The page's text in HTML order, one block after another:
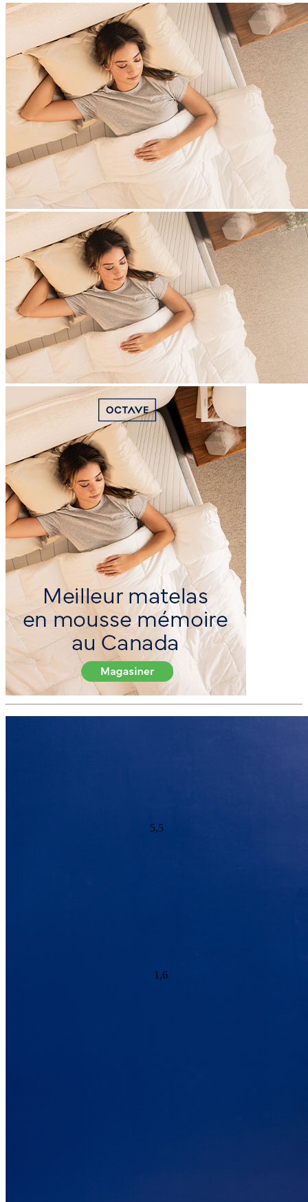
4,6
Isolation de mouvement
Déterminé en laissant tomber un ballon lesté sur le matelas. Plus le
premier rebond est important, plus la note sur 10 est élevée.
Période d’essai (jours)
90
Garantie (années)
10
Score de fermeté